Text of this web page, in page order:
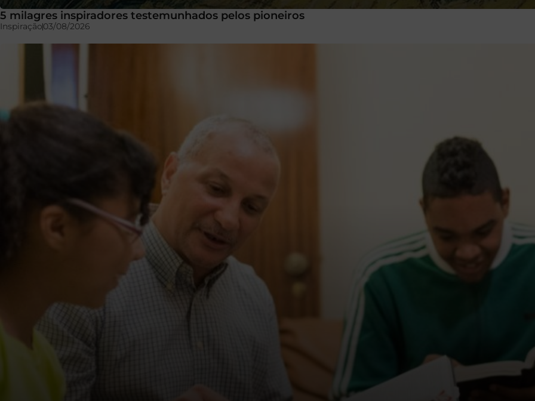
5 milagres inspiradores testemunhados pelos pioneiros
Inspiração03/08/2026